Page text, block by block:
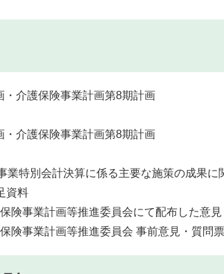
介護保険事業計画第8期計画
介護保険事業計画第8期計画
特別会計決算に係る主要な施策の成果に
資料
険事業計画等推進委員会にて配布した意
険事業計画等推進委員会 事前意見・質問票